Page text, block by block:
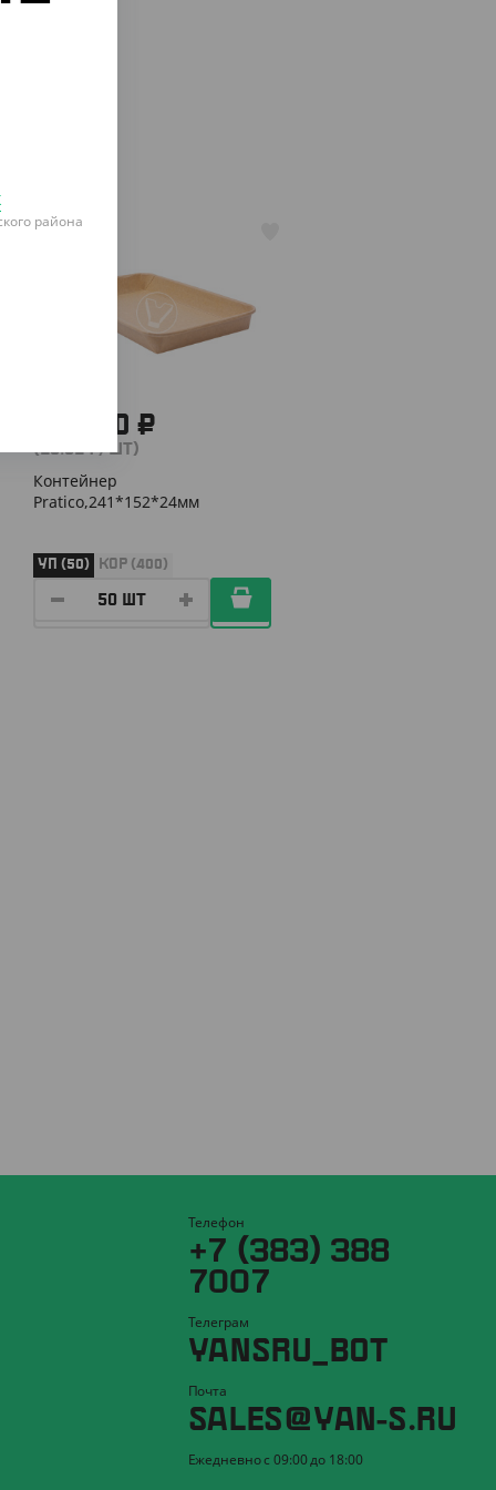
АРТ. 33172
650.50 ₽
(13.01 ₽/ШТ)
Контейнер
Pratico,241*152*24мм
УП (50) КОР (400)
Телефон
+7 (383) 388
7007
Телеграм
YANSRU_BOT
Почта
SALES@YAN-S.RU
Ежедневно с 09:00 до 18:00
района